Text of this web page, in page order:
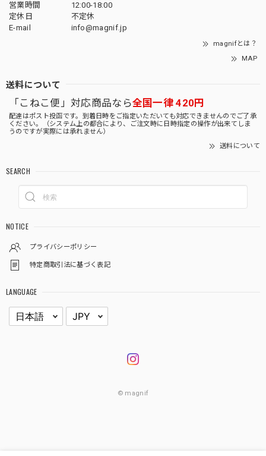
営業時間
12:00-18:00
定休日
不定休
E-mail
info@magnif.jp
magnifとは？
MAP
送料について
「こねこ便」対応商品なら全国一律 420円
配達はポスト投函です。到着日時をご指定いただいても対応できませんのでご了承
ください。（システム上の都合により、ご注文時に日時指定の操作が出来てしま
うのですが実際には承れません）
送料について
SEARCH
NOTICE
プライバシーポリシー
特定商取引法に基づく表記
LANGUAGE
© magnif